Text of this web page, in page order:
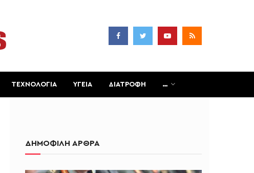
ΤΕΧΝΟΛΟΓΙΑ ΥΓΕΙΑ ΔΙΑΤΡΟΦΗ …
ΔΗΜΟΦΙΛΗ ΑΡΘΡΑ